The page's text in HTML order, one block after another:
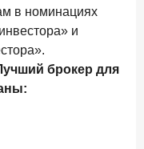
ИССЛЕДОВАНИЕ
обслуживание —
и на ТВ
в номинациях
и
брокер для